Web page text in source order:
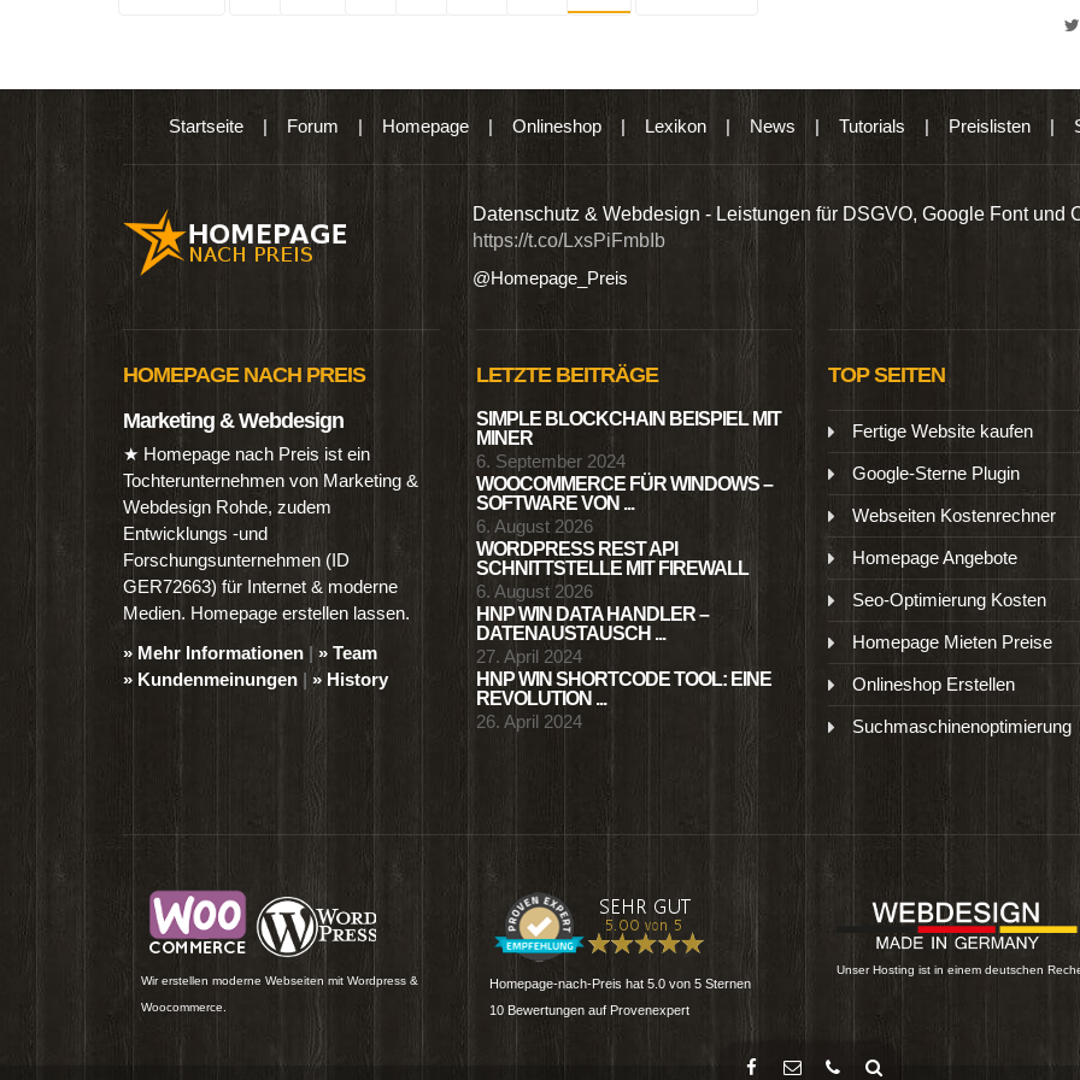
Startseite| Forum | Homepage| Onlineshop| Lexikon| News | Tutorials | Preislisten|
Produkten wie Ebooks & DVDs.… Datenschutz & Webdesign - Leistungen für DSGVO, Google Font und
https://t.co/LxsPiFmbIb
@Homepage_Preis
HOMEPAGE NACH PREIS
Marketing & Webdesign
★ Homepage nach Preis ist ein
Tochterunternehmen von Marketing &
Webdesign Rohde, zudem
Entwicklungs -und
Forschungsunternehmen (ID
GER72663) für Internet & moderne
Medien. Homepage erstellen lassen.
» Mehr Informationen | » Team
» Kundenmeinungen | » History
LETZTE BEITRÄGE
SIMPLE BLOCKCHAIN BEISPIEL MIT
MINER
6. September 2024
WOOCOMMERCE FÜR WINDOWS –
SOFTWARE VON ...
6. August 2026
WORDPRESS REST API
SCHNITTSTELLE MIT FIREWALL
6. August 2026
HNP WIN DATA HANDLER –
DATENAUSTAUSCH ...
27. April 2024
HNP WIN SHORTCODE TOOL: EINE
REVOLUTION ...
26. April 2024
TOP SEITEN
Fertige Website kaufen
Google-Sterne Plugin
Webseiten Kostenrechner
Homepage Angebote
Seo-Optimierung Kosten
Homepage Mieten Preise
Onlineshop Erstellen
Suchmaschinenoptimierung
Wir erstellen moderne Webseiten mit Wordpress &
Woocommerce.
Homepage-nach-Preis hat 5.0von 5Sternen
10Bewertungen auf Provenexpert
Unser Hosting ist in einem deutschen